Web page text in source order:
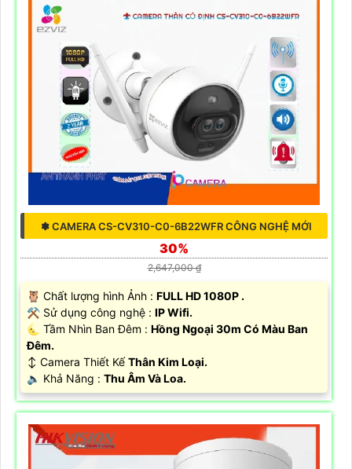
✽ CAMERA CS-CV310-C0-6B22WFR CÔNG NGHỆ MỚI
30%
2,647,000 ₫
🦉 Chất lượng hình Ảnh : FULL HD 1080P .
⚒ Sử dụng công nghệ : IP Wifi.
🌜 Tầm Nhìn Ban Đêm : Hồng Ngoại 30m Có Màu Ban
Đêm.
↕️ Camera Thiết KếThân Kim Loại.
️🔈 Khả Năng : Thu Âm Và Loa.